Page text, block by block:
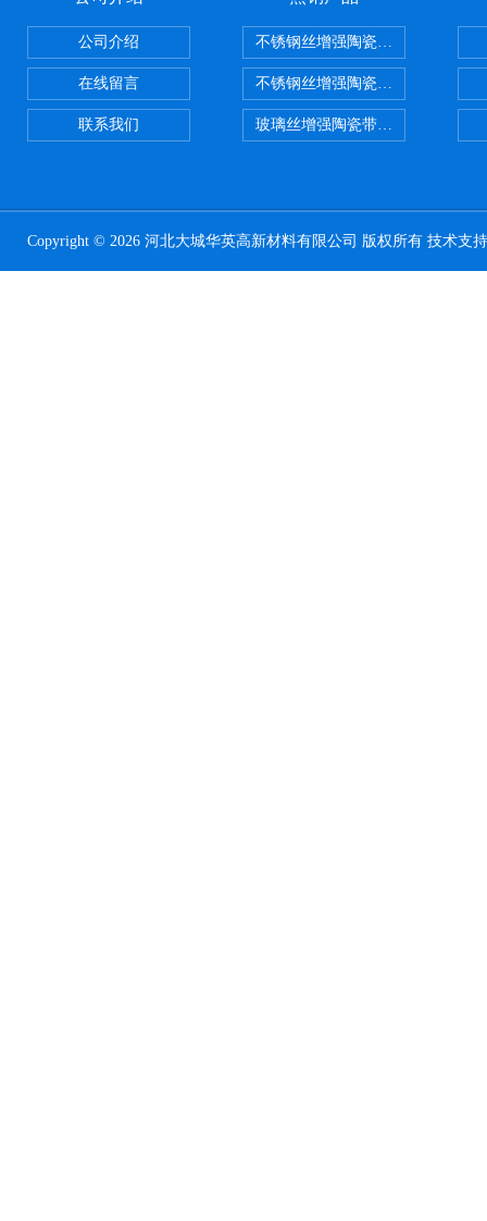
公司介绍
在线留言
联系我们
不锈钢丝增强陶瓷纤维布，陶瓷布
不锈钢丝增强陶瓷纤维布应用范围
玻璃丝增强陶瓷带，硅酸铝纤维
Copyright © 2026 河北大城华英高新材料有限公司 版权所有 技术支